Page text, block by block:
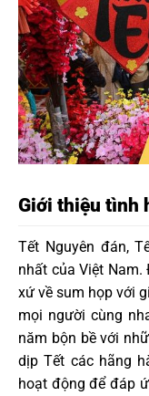
Giới thiệu tình
Tết Nguyên đán,
nhất của Việt
xứ về sum họp với
mọi người cùng
năm bộn bề với
dịp Tết các hãng
hoạt động để đáp